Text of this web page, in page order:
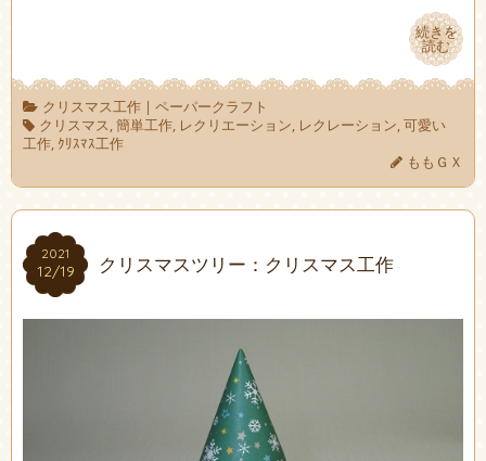
続きを
読む
続きを
読む
クリスマス工作| ペーパークラフト
クリスマス,簡単工作, レクリエーション, レクレーション,可愛い
工作, ｸﾘｽﾏｽ工作
ももＧＸ
2021
12/19
2021
12/19 クリスマスツリー：クリスマス工作